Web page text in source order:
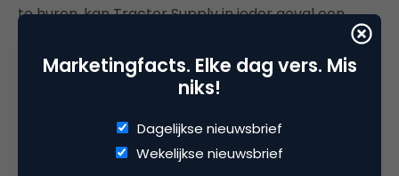
te huren, kan Tractor Supply in ieder geval een
groot deel van zijn beoogde doelgroep bereiken.
Aan het aantal views (van een paar duizend tot
enkele tienduizenden) op het YouTube-kanaal en
er is. Kennis en storytelling helpen in dit geval
duidelijk om de producten die gebruikt worden bij
Marketingfacts. Elke dag vers. Mis
niks!
Dagelijkse nieuwsbrief
Wekelijkse nieuwsbrief